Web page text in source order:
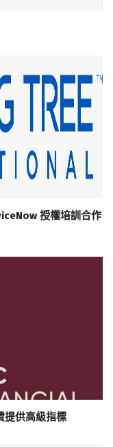
授權培訓合作
提供高級指標